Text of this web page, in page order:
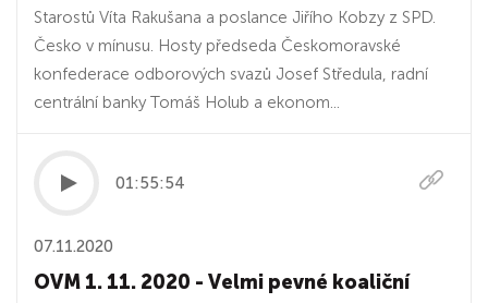
Starostů Víta Rakušana a poslance Jiřího Kobzy z SPD.
Česko v mínusu. Hosty předseda Českomoravské
konfederace odborových svazů Josef Středula, radní
centrální banky Tomáš Holub a ekonom...
01:55:54
07.11.2020
OVM 1. 11. 2020 - Velmi pevné koaliční